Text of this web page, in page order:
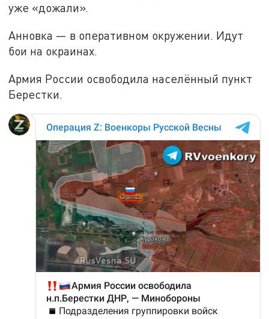
уже «дожали».
Анновка — в оперативном окружении. Идут
бои на окраинах.
Армия России освободила населённый пункт
Берестки.